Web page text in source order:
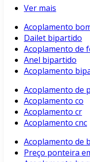
Ver mais
Acoplamento
Dailet bipartido
Acoplamento de
Anel bipartido
Acoplamento
Acoplamento de
Acoplamento co
Acoplamento cr
Acoplamento cnc
Acoplamento de
Preço ponteira